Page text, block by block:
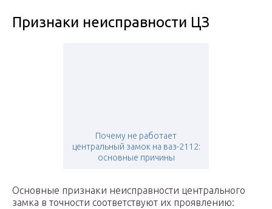
Признаки неисправности ЦЗ
Почему не работает
центральный замок на ваз-2112:
основные причины
Основные признаки неисправности центрального
замка в точности соответствуют их проявлению: